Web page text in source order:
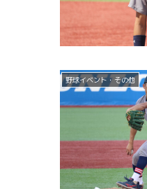
野球イベント・その他